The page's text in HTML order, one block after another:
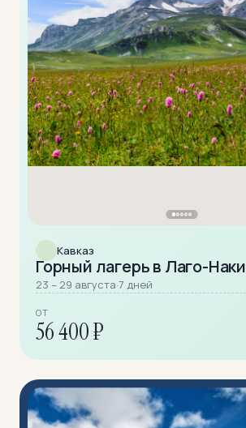
Кавказ
Горный лагерь в Лаго-Наки
23 – 29 августа·7 дней
ОТ
56 400 ₽